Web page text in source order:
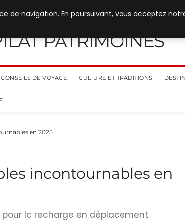
PATRIMOINES
CONSEILS DE VOYAGE CULTURE ET TRADITIONS
en 2025
incontournables en
pour la recharge en déplacement
de navigation. En poursuivant, vous acceptez